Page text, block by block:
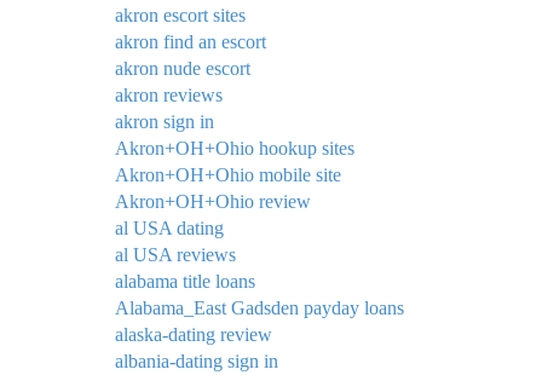
akron escort sites
akron find an escort
akron nude escort
akron reviews
akron sign in
Akron+OH+Ohio hookup sites
Akron+OH+Ohio mobile site
Akron+OH+Ohio review
al USA dating
al USA reviews
alabama title loans
Alabama_East Gadsden payday loans
alaska-dating review
albania-dating sign in